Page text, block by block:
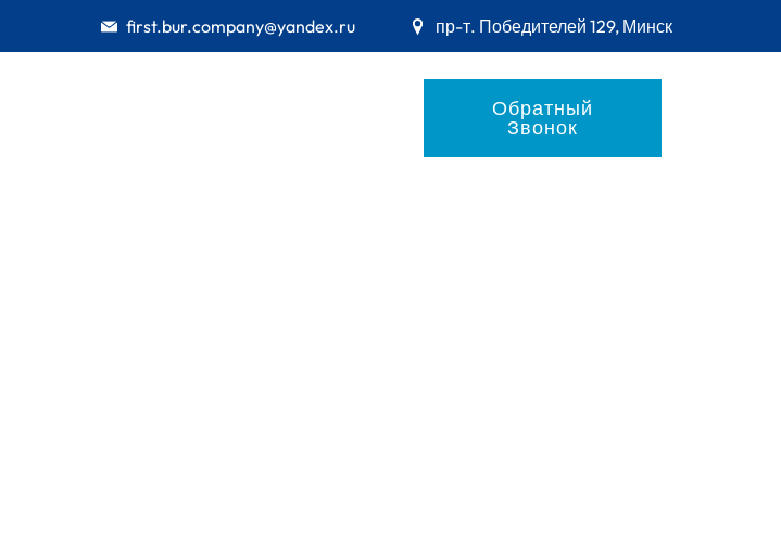
first.bur.company@yandex.ru пр-т. Победителей 129, Минск
Обратный
Звонок